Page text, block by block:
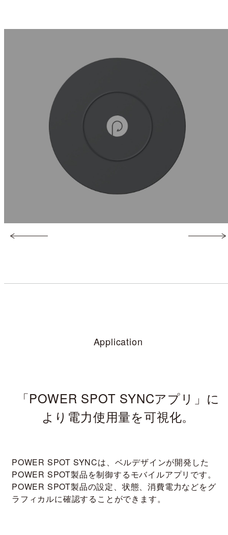
Application
「POWER SPOT SYNCアプリ」に
より 電力使用量を可視化。
POWER SPOT SYNCは、 ベルデザインが開発した
POWER SPOT製品を制御するモバイルアプリです。
POWER SPOT製品の設定、状態、消費電力などをグ
ラフィカルに確認することができます。